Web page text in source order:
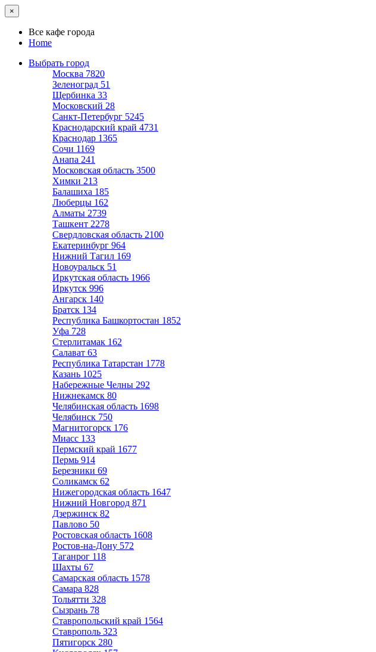
×
Все кафе города
Home
Выбрать город
Москва 7820
Зеленоград 51
Щербинка 33
Московский 28
Санкт-Петербург 5245
Краснодарский край 4731
Краснодар 1365
Сочи 1169
Анапа 241
Московская область 3500
Химки 213
Балашиха 185
Люберцы 162
Алматы 2739
Ташкент 2278
Свердловская область 2100
Екатеринбург 964
Нижний Тагил 169
Новоуральск 51
Иркутская область 1966
Иркутск 996
Ангарск 140
Братск 134
Республика Башкортостан 1852
Уфа 728
Стерлитамак 162
Салават 63
Республика Татарстан 1778
Казань 1025
Набережные Челны 292
Нижнекамск 80
Челябинская область 1698
Челябинск 750
Магнитогорск 176
Миасс 133
Пермский край 1677
Пермь 914
Березники 69
Соликамск 62
Нижегородская область 1647
Нижний Новгород 871
Дзержинск 82
Павлово 50
Ростовская область 1608
Ростов-на-Дону 572
Таганрог 118
Шахты 67
Самарская область 1578
Самара 828
Тольятти 328
Сызрань 78
Ставропольский край 1564
Ставрополь 323
Пятигорск 280